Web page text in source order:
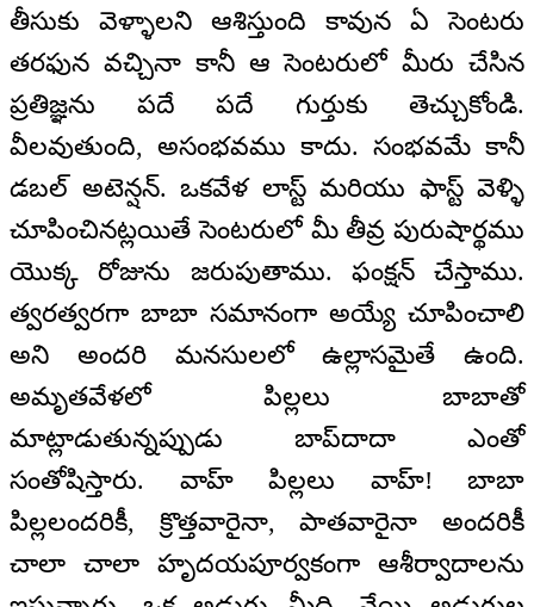
తీసుకు వెళ్ళాలని ఆశిస్తుంది కావున ఏ సెంటరు
తరఫున వచ్చినా కానీ ఆ సెంటరులో మీరు చేసిన
ప్రతిజ్ఞను పదే పదే గుర్తుకు తెచ్చుకోండి.
వీలవుతుంది, అసంభవము కాదు. సంభవమే కానీ
డబల్ అటెన్షన్‌. ఒకవేళ లాస్ట్‌ మరియు ఫాస్ట్‌ వెళ్ళి
చూపించినట్లయితే సెంటరులో మీ తీవ్ర పురుషార్థము
యొక్క రోజును జరుపుతాము. ఫంక్షన్‌ చేస్తాము.
త్వరత్వరగా బాబా సమానంగా అయ్యే చూపించాలి
అని అందరి మనసులలో ఉల్లాసమైతే ఉంది.
అమృతవేళలో పిల్లలు బాబాతో
మాట్లాడుతున్నప్పుడు బాప్‌దాదా ఎంతో
సంతోషిస్తారు. వాహ్‌ పిల్లలు వాహ్‌! బాబా
పిల్లలందరికీ, క్రొత్తవారైనా, పాతవారైనా అందరికీ
చాలా చాలా హృదయపూర్వకంగా ఆశీర్వాదాలను